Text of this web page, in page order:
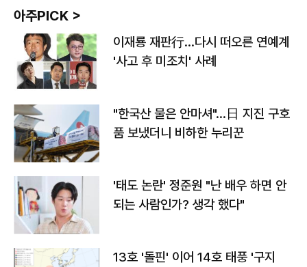
아주PICK >
이재룡 재판行…다시 떠오른 연예계
'사고 후 미조치' 사례
"한국산 물은 안마셔"…日 지진 구호
품 보냈더니 비하한 누리꾼
'태도 논란' 정준원 "난 배우 하면 안
되는 사람인가? 생각 했다"
13호 '돌핀' 이어 14호 태풍 '구지